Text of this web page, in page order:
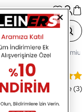
DK.1.13883-11
Değerlendirme (3)